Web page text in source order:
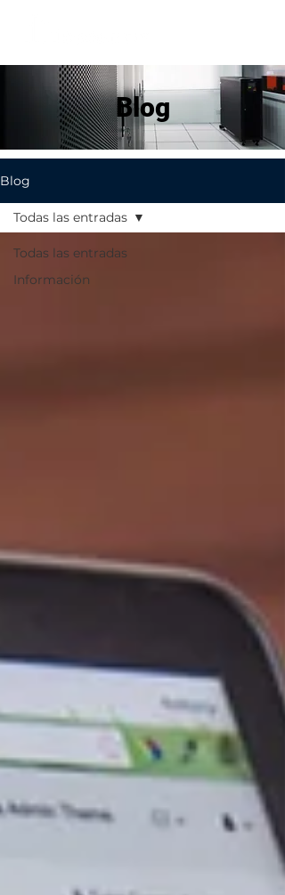
Blog
Blog
Todas las entradas
Información
Todas las entradas